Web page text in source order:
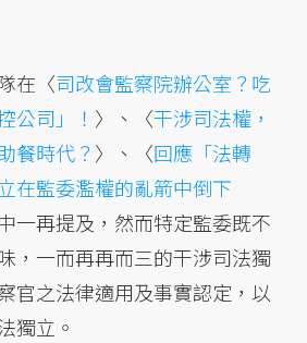
在〈司改會監察院辦公室？吃
公司」！ 〉、〈干涉司法權，
餐時代？ 〉、〈回應「法轉
在監委濫權的亂箭中倒下
一再提及，然而特定監委既不
，一而再再而三的干涉司法獨
官之法律適用及事實認定，以
獨立。